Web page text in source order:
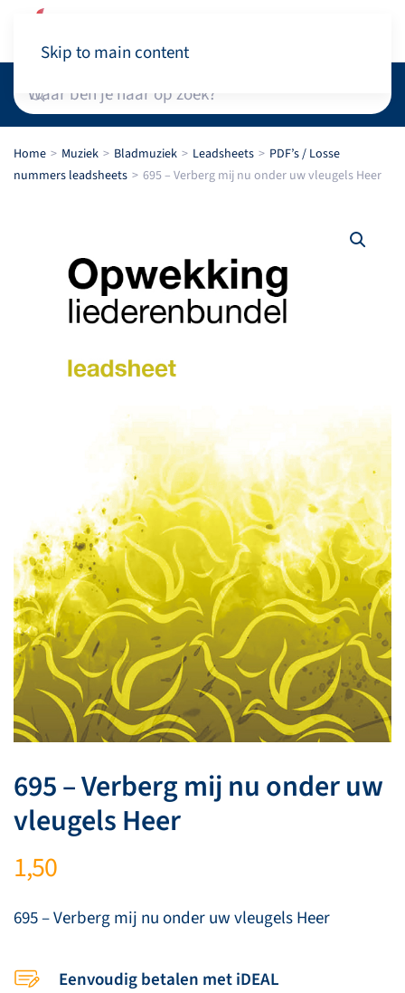
Skip to main content
Home Muziek Bladmuziek Leadsheets
PDF’s / Losse
nummers leadsheets
695 – Verberg mij nu onder uw vleugels Heer
695 – Verberg mij nu onder uw
vleugels Heer
1,50
695 – Verberg mij nu onder uw vleugels Heer
Eenvoudig betalen met iDEAL